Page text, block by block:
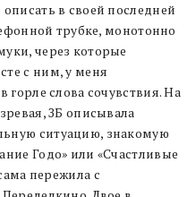
в своей последней
трубке, монотонно
через которые
с ним, у меня
горле слова сочувствия. На
ЗБ описывала
ситуацию, знакомую
Годо» или «Счастливые
пережила с